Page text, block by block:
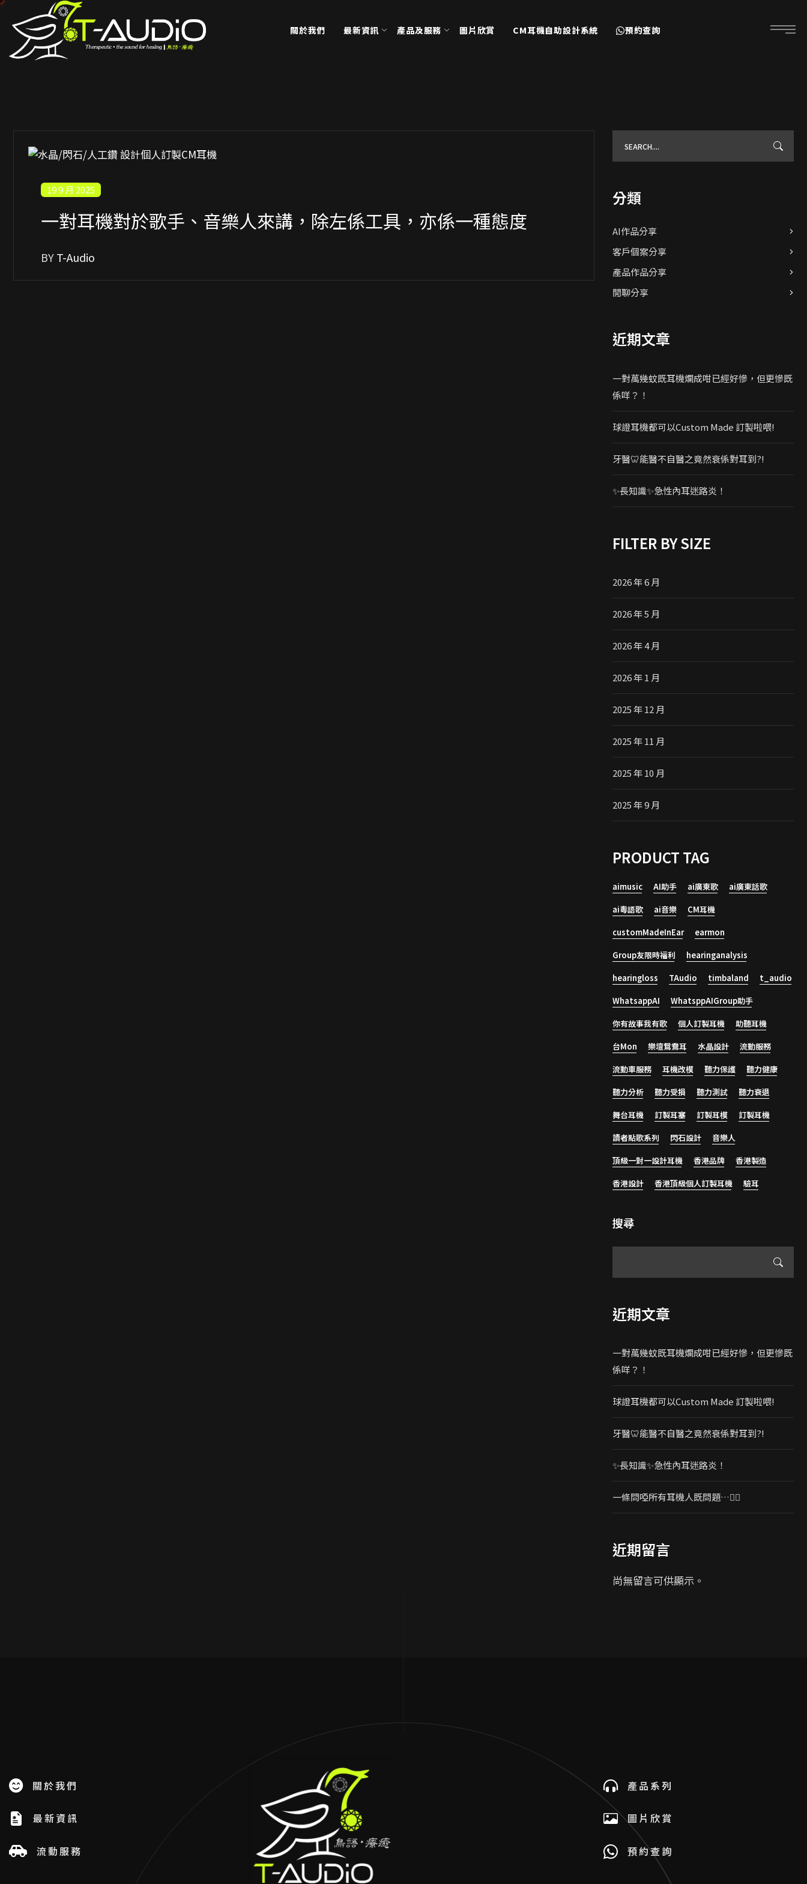
關於我們 最新資訊 產品及服務 圖片欣賞 CM耳機自助設計系統 預約查詢
19 9 月 2025
一對耳機對於歌手、音樂人來講，除左係工具，亦係一種態度
BYT-Audio
分類
AI作品分享
客戶個案分享
產品作品分享
閒聊分享
近期文章
一對萬幾蚊既耳機爛成咁已經好慘，但更慘既
係咩？！
球證耳機都可以Custom Made 訂製啦喂!
牙醫🦷能醫不自醫之竟然衰係對耳到?!
✨長知識✨急性內耳迷路炎！
FILTER BY SIZE
2026 年 6 月
2026 年 5 月
2026 年 4 月
2026 年 1 月
2025 年 12 月
2025 年 11 月
2025 年 10 月
2025 年 9 月
PRODUCT TAG
aimusic AI助手 ai廣東歌
ai廣東話歌
ai粵語歌
ai音樂
CM耳機
customMadeInEar
earmon
Group友限時福利
hearinganalysis
hearingloss
TAudio timbaland
t_audio
WhatsappAI
WhatsppAIGroup助手
你有故事我有歌
個人訂製耳機
助聽耳機
台Mon
樂壇鴛鴦耳 水晶設計
流動服務
流動車服務
耳機改模 聽力保護
聽力健康
聽力分析
聽力受損 聽力測試
聽力衰退
舞台耳機
訂製耳塞 訂製耳模
訂製耳機
讀者點歌系列
閃石設計
音樂人
頂級一對一設計耳機
香港品牌
香港製造
香港設計
香港頂級個人訂製耳機 驗耳
搜尋
近期文章
一對萬幾蚊既耳機爛成咁已經好慘，但更慘既
係咩？！
球證耳機都可以Custom Made 訂製啦喂!
牙醫🦷能醫不自醫之竟然衰係對耳到?!
✨長知識✨急性內耳迷路炎！
一條問啞所有耳機人既問題…🤦‍♂️
近期留言
尚無留言可供顯示。
關於我們
最新資訊
流動服務
產品系列
圖片欣賞
預約查詢